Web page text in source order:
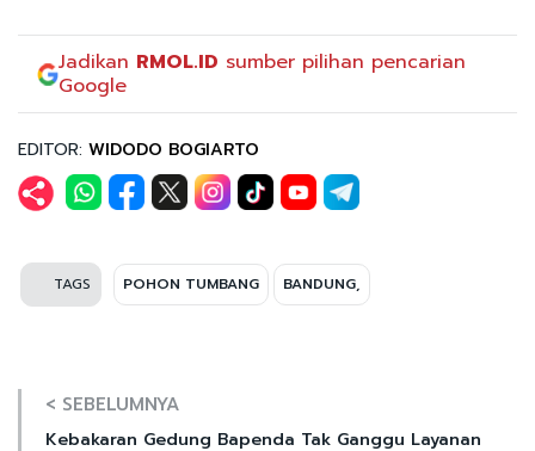
Jadikan RMOL.ID sumber pilihan pencarian
Google
EDITOR: WIDODO BOGIARTO
TAGS POHON TUMBANG BANDUNG,
< SEBELUMNYA
Kebakaran Gedung Bapenda Tak Ganggu Layanan